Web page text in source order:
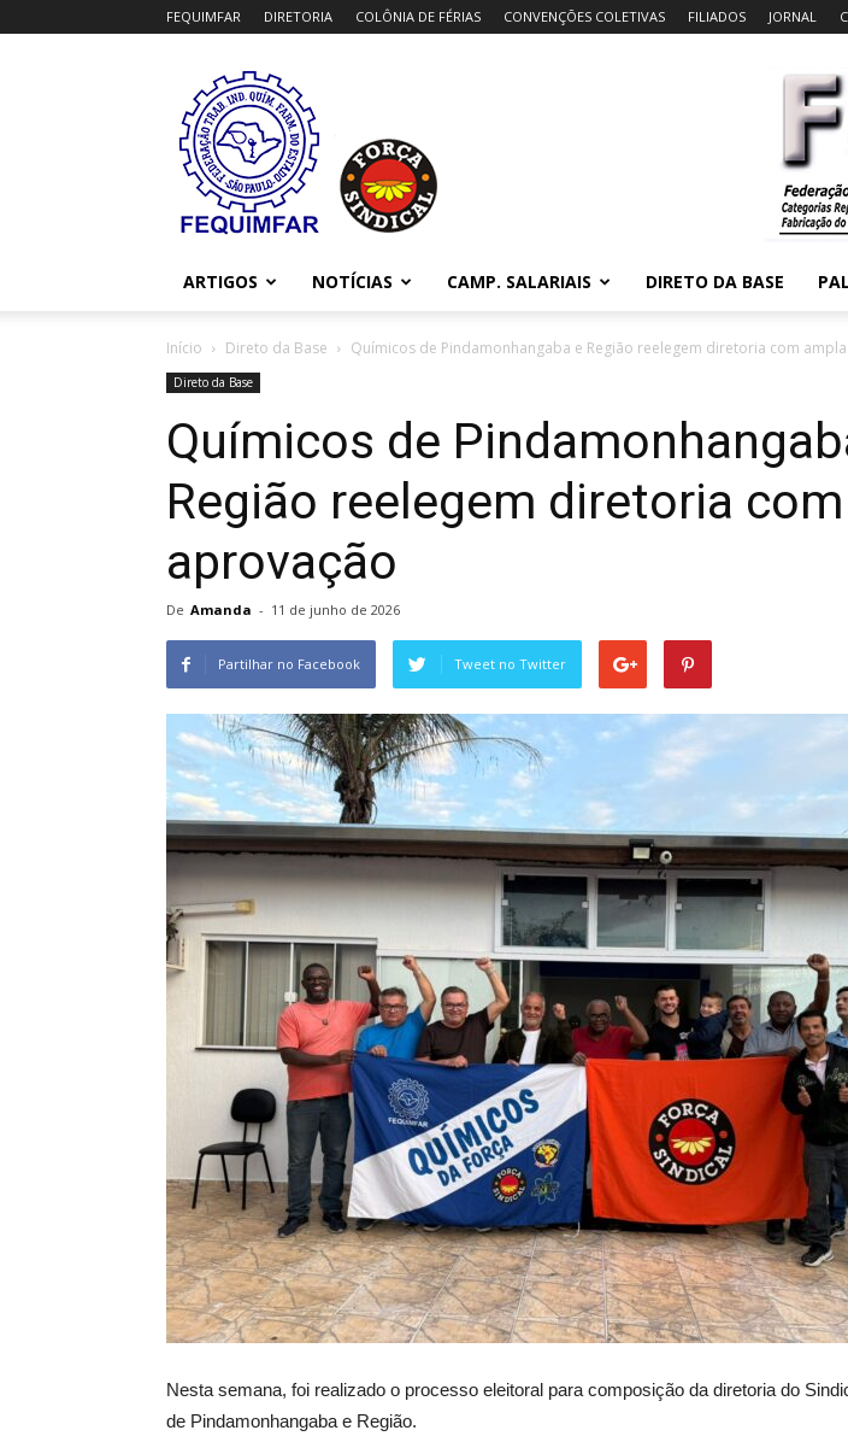
FEQUIMFAR DIRETORIA COLÔNIA DE FÉRIAS CONVENÇÕES COLETIVAS FILIADOS JORNAL
ARTIGOS NOTÍCIAS CAMP. SALARIAIS DIRETO DA BASE
Início Direto da Base Químicos de Pindamonhangaba e Região reelegem diretoria com
Direto da Base
Químicos de
Região reelegem diretoria
aprovação
De Amanda - 11 de junho de 2026
Partilhar no Facebook Tweet no Twitter
Nesta semana, foi realizado o processo eleitoral para composição da diretoria do
de Pindamonhangaba e Região.